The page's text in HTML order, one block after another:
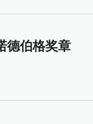
德伯格奖章